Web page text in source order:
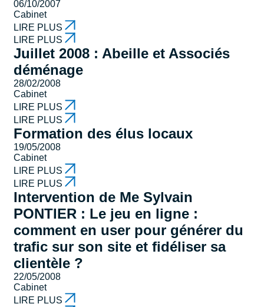
06/10/2007
Cabinet
LIRE PLUS
LIRE PLUS
Juillet 2008 : Abeille et Associés
déménage
28/02/2008
Cabinet
LIRE PLUS
LIRE PLUS
Formation des élus locaux
19/05/2008
Cabinet
LIRE PLUS
LIRE PLUS
Intervention de Me Sylvain
PONTIER : Le jeu en ligne :
comment en user pour générer du
trafic sur son site et fidéliser sa
clientèle ?
22/05/2008
Cabinet
LIRE PLUS